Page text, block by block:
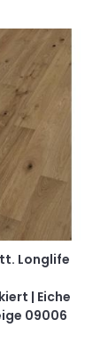
Longlife
| Eiche
09006